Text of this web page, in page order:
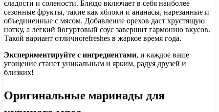
сладости и солености. Блюдо включает в себя наиболее
сезонные фрукты, такие как яблоки и ананасы, нарезанные и
объединенные с мясом. Добавление орехов даст хрустящую
нотку, а легкий йогуртовый соус завершит гармонию вкусов.
Такой вариант отличноrefreshes в жаркое время года.
Экспериментируйте с ингредиентами, и каждое ваше
угощение станет уникальным и ярким, радуя друзей и
близких!
Оригинальные маринады для